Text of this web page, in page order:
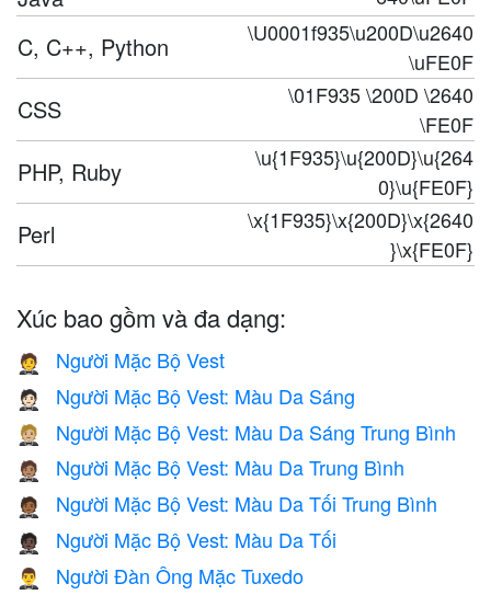
C, C++, Python
\U0001f935\u200D\u2640
\uFE0F
CSS
\01F935 \200D \2640
\FE0F
PHP, Ruby
\u{1F935}\u{200D}\u{264
0}\u{FE0F}
Perl
\x{1F935}\x{200D}\x{2640
}\x{FE0F}
Xúc bao gồm và đa dạng:
🤵 Người Mặc Bộ Vest
🤵🏻 Người Mặc Bộ Vest: Màu Da Sáng
🤵🏼 Người Mặc Bộ Vest: Màu Da Sáng Trung Bình
🤵🏽 Người Mặc Bộ Vest: Màu Da Trung Bình
🤵🏾 Người Mặc Bộ Vest: Màu Da Tối Trung Bình
🤵🏿 Người Mặc Bộ Vest: Màu Da Tối
🤵‍♂️ Người Đàn Ông Mặc Tuxedo